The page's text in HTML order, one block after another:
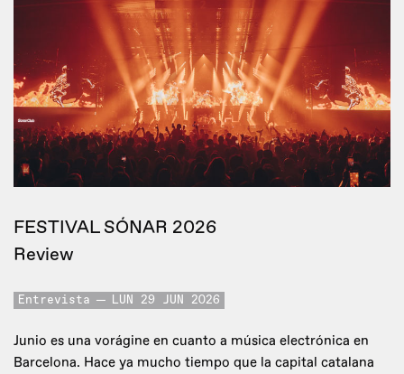
FESTIVAL SÓNAR 2026
Review
Entrevista LUN 29 JUN 2026
Junio es una vorágine en cuanto a música electrónica en
Barcelona. Hace ya mucho tiempo que la capital catalana